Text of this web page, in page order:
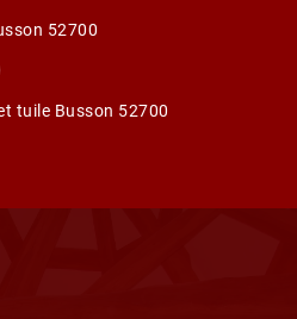
52700
tuile Busson 52700